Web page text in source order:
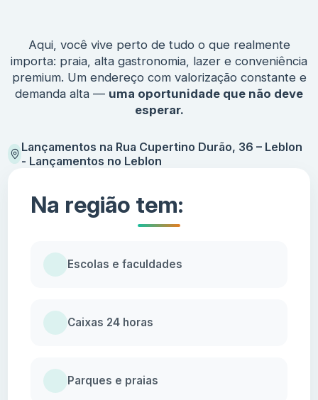
Aqui, você vive perto de tudo o que realmente
importa: praia, alta gastronomia, lazer e conveniência
premium. Um endereço com valorização constante e
demanda alta — uma oportunidade que não deve
esperar.
Lançamentos na Rua Cupertino Durão, 36 – Leblon
- Lançamentos no Leblon
Na região tem:
Escolas e faculdades
Caixas 24 horas
Parques e praias